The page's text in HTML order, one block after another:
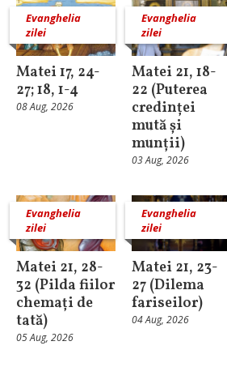
Evanghelia
zilei
Matei 17, 24-
27; 18, 1-4
08 Aug, 2026
Evanghelia
zilei
Matei 21, 18-
22 (Puterea
credinței
mută și
munții)
03 Aug, 2026
Evanghelia
zilei
Matei 21, 28-
32 (Pilda fiilor
chemați de
tată)
05 Aug, 2026
Evanghelia
zilei
Matei 21, 23-
27 (Dilema
fariseilor)
04 Aug, 2026